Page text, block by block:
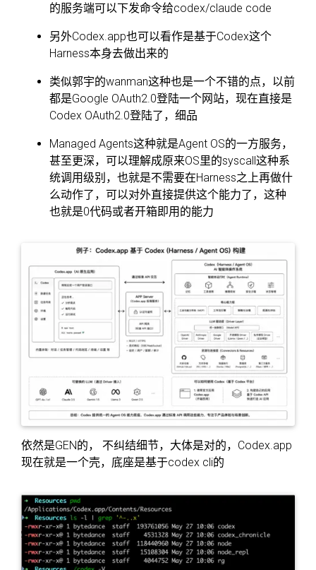
的服务端可以下发命令给codex/claude code
另外Codex.app也可以看作是基于Codex这个
Harness本身去做出来的
类似郭宇的wanman这种也是一个不错的点，以前
都是Google OAuth2.0登陆一个网站，现在直接是
Codex OAuth2.0登陆了，细品
Managed Agents这种就是Agent OS的一方服务，
甚至更深，可以理解成原来OS里的syscall这种系
统调用级别，也就是不需要在Harness之上再做什
么动作了，可以对外直接提供这个能力了，这种
也就是0代码或者开箱即用的能力
依然是GEN的， 不纠结细节，大体是对的，Codex.app
现在就是一个壳，底座是基于codex cli的